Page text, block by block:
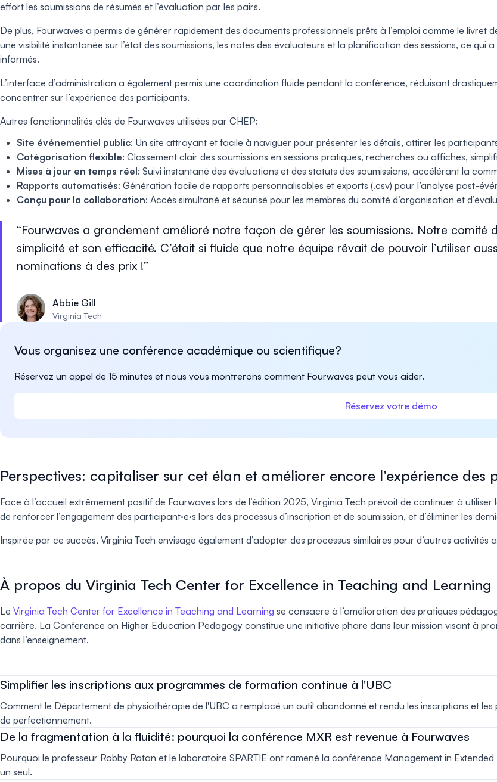
effort les soumissions de résumés et l’évaluation par les pairs.
De plus, Fourwaves a permis de générer rapidement des documents professionnels prêts à l’emploi comme le livret
une visibilité instantanée sur l’état des soumissions, les notes des évaluateurs et la planification des sessions, ce
informés.
L’interface d’administration a également permis une coordination fluide pendant la conférence, réduisant
concentrer sur l’expérience des participants.
Autres fonctionnalités clés de Fourwaves utilisées par CHEP:
Site événementiel public: Un site attrayant et facile à naviguer pour présenter les détails, attirer les
Catégorisation flexible: Classement clair des soumissions en sessions pratiques, recherches ou affiches,
Mises à jour en temps réel: Suivi instantané des évaluations et des statuts des soumissions, accélérant la
Rapports automatisés: Génération facile de rapports personnalisables et exports (.csv) pour l’analyse post-
Conçu pour la collaboration: Accès simultané et sécurisé pour les membres du comité d’organisation et
Fourwaves a grandement amélioré notre façon de gérer les soumissions. Notre comité
simplicité et son efficacité. C’était si fluide que notre équipe rêvait de pouvoir l’utiliser
nominations à des prix !
Abbie Gill
Virginia Tech
Vous organisez une conférence académique ou scientifique?
Réservez un appel de 15 minutes et nous vous montrerons comment Fourwaves peut vous aider.
Réservez votre démo
Perspectives: capitaliser sur cet élan et améliorer encore l’expérience des
Face à l’accueil extrêmement positif de Fourwaves lors de l’édition 2025, Virginia Tech prévoit de continuer à
de renforcer l’engagement des participant·e·s lors des processus d’inscription et de soumission, et d’éliminer les
Inspirée par ce succès, Virginia Tech envisage également d’adopter des processus similaires pour d’autres
À propos du Virginia Tech Center for Excellence in Teaching and Learning
Le Virginia Tech Center for Excellence in Teaching and Learning se consacre à l’amélioration des pratiques
carrière. La Conference on Higher Education Pedagogy constitue une initiative phare dans leur mission visant à
dans l’enseignement.
Simplifier les inscriptions aux programmes de formation continue à l'UBC
Comment le Département de physiothérapie de l'UBC a remplacé un outil abandonné et rendu les inscriptions et
de perfectionnement.
De la fragmentation à la fluidité: pourquoi la conférence MXR est revenue à Fourwaves
Pourquoi le professeur Robby Ratan et le laboratoire SPARTIE ont ramené la conférence Management in
un seul.